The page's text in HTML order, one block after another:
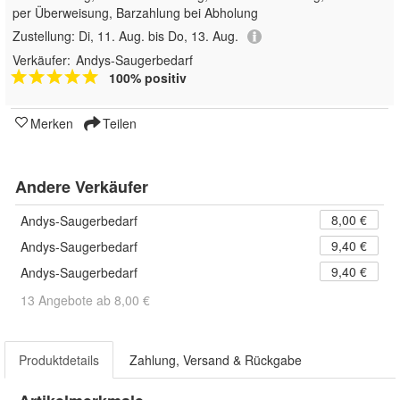
per Überweisung, Barzahlung bei Abholung
Zustellung: Di, 11. Aug. bis Do, 13. Aug.
Verkäufer: Andys-Saugerbedarf
100% positiv
Merken Teilen
Andere Verkäufer
Andys-Saugerbedarf
8,00 €
Andys-Saugerbedarf
9,40 €
Andys-Saugerbedarf
9,40 €
13 Angebote ab 8,00 €
Produktdetails Zahlung, Versand & Rückgabe